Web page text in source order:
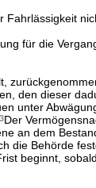
für die
den dieser
unter
3Der
an dem
die Behörde
beginnt,